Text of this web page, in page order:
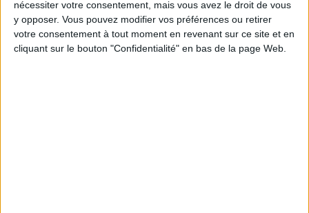
nécessiter votre consentement, mais vous avez le droit de vous
y opposer. Vous pouvez modifier vos préférences ou retirer
votre consentement à tout moment en revenant sur ce site et en
cliquant sur le bouton "Confidentialité" en bas de la page Web.
Moins de
5 kilos
De 5 à 10
kilos
Plus de
10 kilos